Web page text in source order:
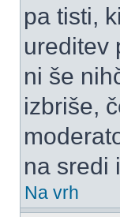
pa tisti,
ureditev
ni še
izbriše,
na sredi
Na vrh